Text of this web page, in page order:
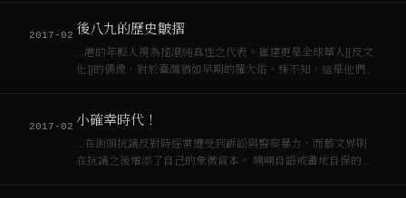
搞文化，…
2017-02 後八九的歷史皺摺
…港的年輕人視為搖滾純真性之代表。崔建更是全球華人[[反文
化]]的偶像，對於臺灣猶如早期的羅大佑。殊不知，這是他們開
現代化與「發展就是硬道…
2017-02 小確幸時代！
…在街頭抗議反對時經常遭受到訴訟與警察暴力，而藝文界則
在抗議之後增添了自己的象徵資本。 喃喃自語或畫地自保的藝